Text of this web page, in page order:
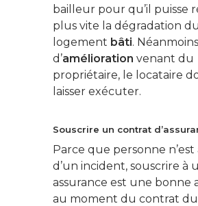
bailleur pour qu’il puisse
plus vite la dégradation du
logement bâti.
d’amélioration venant du
propriétaire, le locataire
laisser exécuter.
Souscrire un contrat
Parce que personne n’est
d’un incident, souscrire à
assurance est une bonne
au moment du contrat du